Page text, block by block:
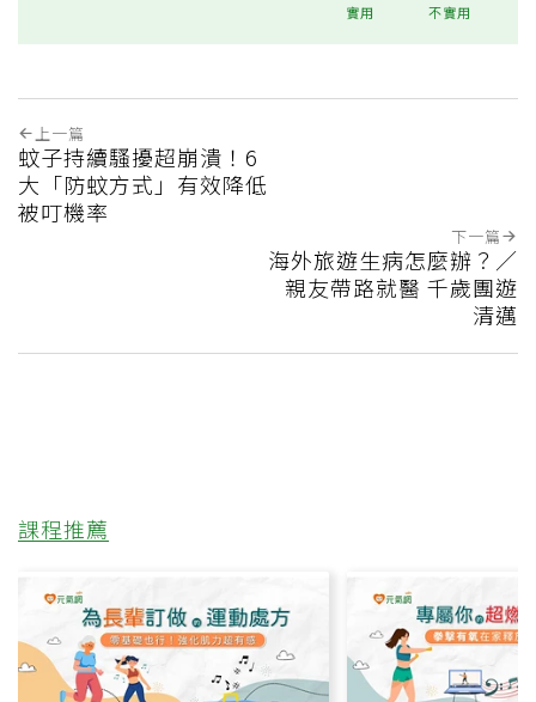
實用 不實用
上一篇
蚊子持續騷擾超崩潰！6
大「防蚊方式」有效降低
被叮機率
下一篇
海外旅遊生病怎麼辦？／
親友帶路就醫 千歲團遊
清邁
課程推薦